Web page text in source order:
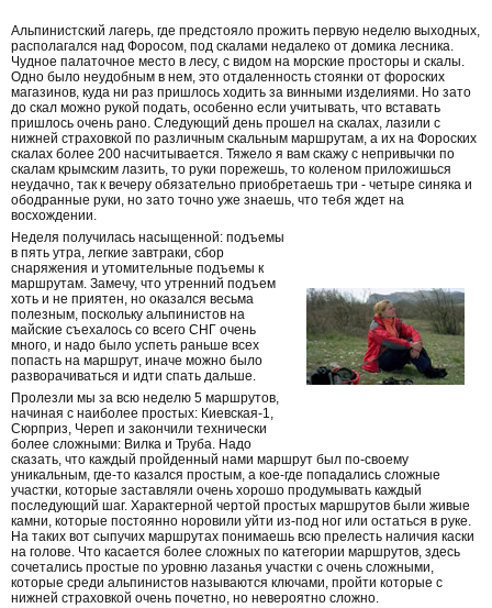
Альпинистский лагерь, где предстояло прожить первую неделю выходных,
располагался над Форосом, под скалами недалеко от домика лесника.
Чудное палаточное место в лесу, с видом на морские просторы и скалы.
Одно было неудобным в нем, это отдаленность стоянки от фороских
магазинов, куда ни раз пришлось ходить за винными изделиями. Но зато
до скал можно рукой подать, особенно если учитывать, что вставать
пришлось очень рано. Следующий день прошел на скалах, лазили с
нижней страховкой по различным скальным маршрутам, а их на Фороских
скалах более 200 насчитывается. Тяжело я вам скажу с непривычки по
скалам крымским лазить, то руки порежешь, то коленом приложишься
неудачно, так к вечеру обязательно приобретаешь три - четыре синяка и
ободранные руки, но зато точно уже знаешь, что тебя ждет на
восхождении.
Неделя получилась насыщенной: подъемы
в пять утра, легкие завтраки, сбор
снаряжения и утомительные подъемы к
маршрутам. Замечу, что утренний подъем
хоть и не приятен, но оказался весьма
полезным, поскольку альпинистов на
майские съехалось со всего СНГ очень
много, и надо было успеть раньше всех
попасть на маршрут, иначе можно было
разворачиваться и идти спать дальше.
Пролезли мы за всю неделю 5 маршрутов,
начиная c наиболее простых: Киевская-1,
Сюрприз, Череп и закончили технически
более сложными: Вилка и Труба. Надо
сказать, что каждый пройденный нами маршрут был по-своему
уникальным, где-то казался простым, а кое-где попадались сложные
участки, которые заставляли очень хорошо продумывать каждый
последующий шаг. Характерной чертой простых маршрутов были живые
камни, которые постоянно норовили уйти из-под ног или остаться в руке.
На таких вот сыпучих маршрутах понимаешь всю прелесть наличия каски
на голове. Что касается более сложных по категории маршрутов, здесь
сочетались простые по уровню лазанья участки с очень сложными,
которые среди альпинистов называются ключами, пройти которые с
нижней страховкой очень почетно, но невероятно сложно.